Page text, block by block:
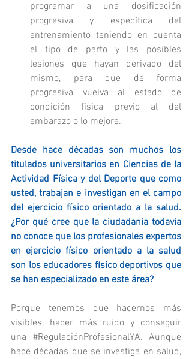
programar a una dosificación
progresiva y específica del
entrenamiento teniendo en cuenta
el tipo de parto y las posibles
lesiones que hayan derivado del
mismo, para que de forma
progresiva vuelva al estado de
condición física previo al del
embarazo o lo mejore.
Desde hace décadas son muchos los
titulados universitarios en Ciencias de la
Actividad Física y del Deporte que como
usted, trabajan e investigan en el campo
del ejercicio físico orientado a la salud.
¿Por qué cree que la ciudadanía todavía
no conoce que los profesionales expertos
en ejercicio físico orientado a la salud
son los educadores físico deportivos que
se han especializado en este área?
Porque tenemos que hacernos más
visibles, hacer más ruido y conseguir
una #RegulaciónProfesionalYA. Aunque
hace décadas que se investiga en salud,